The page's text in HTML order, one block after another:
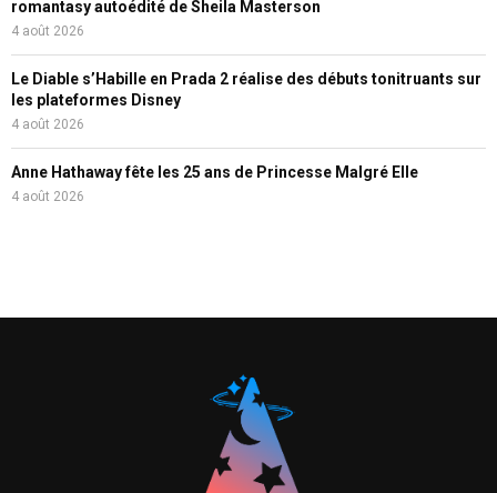
romantasy autoédité de Sheila Masterson
4 août 2026
Le Diable s’Habille en Prada 2 réalise des débuts tonitruants sur
les plateformes Disney
4 août 2026
Anne Hathaway fête les 25 ans de Princesse Malgré Elle
4 août 2026